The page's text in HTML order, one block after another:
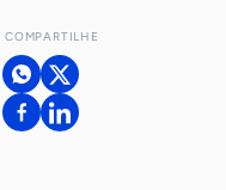
COMPARTILHE